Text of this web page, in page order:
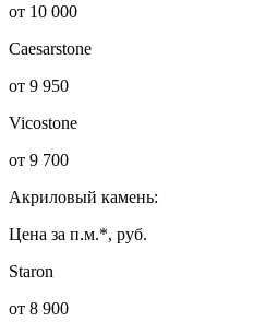
от 10 000
Caesarstone
от 9 950
Vicostone
от 9 700
Акриловый камень:
Цена за п.м.*, руб.
Staron
от 8 900